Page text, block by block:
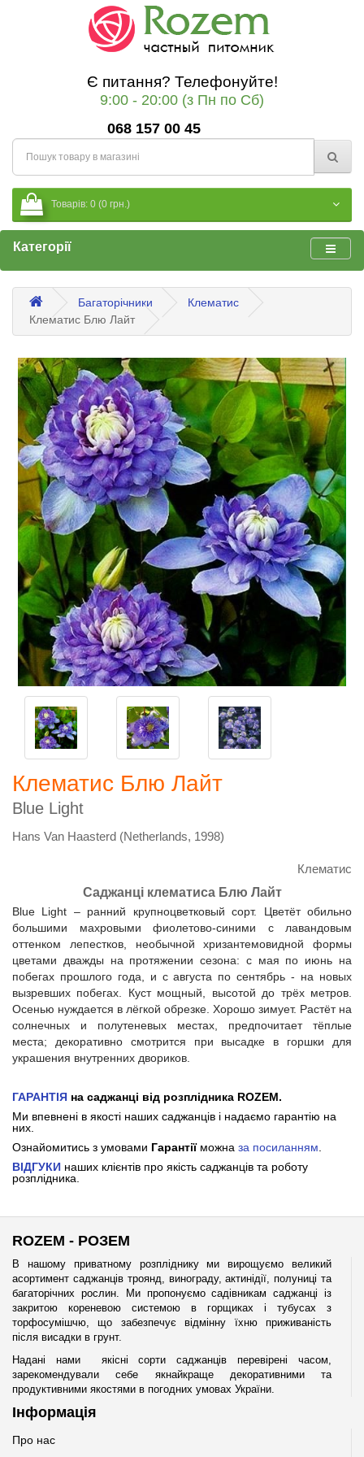
Є питання? Телефонуйте!
9:00 - 20:00 (з Пн по Сб)
068 157 00 45
Товарів: 0 (0 грн.)
Категорії
Багаторічники
Клематис
Клематис Блю Лайт
Клематис Блю Лайт
Blue Light
Hans Van Haasterd (Netherlands, 1998)
Клематис
Саджанці клематиса Блю Лайт
Blue Light – ранний крупноцветковый сорт. Цветёт обильно
большими махровыми фиолетово-синими с лавандовым
оттенком лепестков, необычной хризантемовидной формы
цветами дважды на протяжении сезона: с мая по июнь на
побегах прошлого года, и с августа по сентябрь - на новых
вызревших побегах. Куст мощный, высотой до трёх метров.
Осенью нуждается в лёгкой обрезке. Хорошо зимует. Растёт на
солнечных и полутеневых местах, предпочитает тёплые
места; декоративно смотрится при высадке в горшки для
украшения внутренних двориков.
ГАРАНТІЯ на саджанці від розплідника ROZEM.
Ми впевнені в якості наших саджанців і надаємо гарантію на
них.
Ознайомитись з умовами Гарантії можна за посиланням
ВІДГУКИ наших клієнтів про якість саджанців та роботу
розплідника.
ROZEM - РОЗЕМ
В нашому приватному розпліднику ми вирощуємо великий
асортимент саджанців троянд, винограду, актинідії, полуниці та
багаторічних рослин. Ми пропонуємо садівникам саджанці із
закритою кореневою системою в горщиках і тубусах з
торфосумішчю, що забезпечує відмінну їхню приживаність
після висадки в грунт.
Надані нами якісні сорти саджанців перевірені часом,
зарекомендували себе якнайкраще декоративними та
продуктивними якостями в погодних умовах України.
Інформація
Про нас